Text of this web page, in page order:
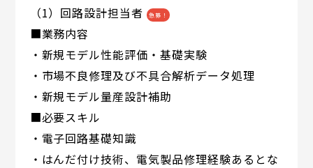
（1）回路設計担当者 急募！
■業務内容
・新規モデル性能評価・基礎実験
・市場不良修理及び不具合解析データ処理
・新規モデル量産設計補助
■必要スキル
・電子回路基礎知識
・はんだ付け技術、電気製品修理経験あるとな